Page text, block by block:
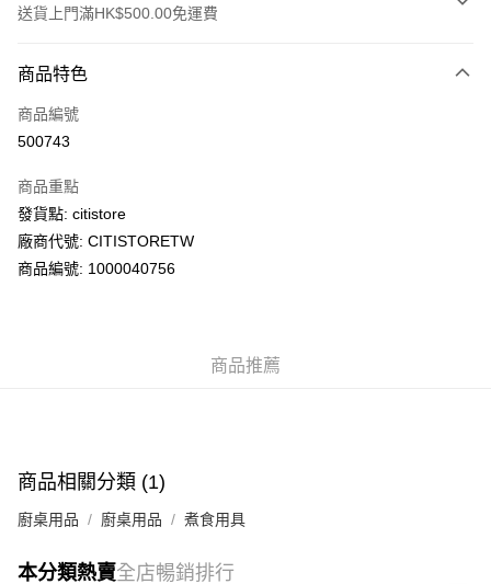
送貨上門滿HK$500.00免運費
信用卡
AlipayHK
WeChat Pay
送貨方式
每筆HK$50.00，滿HK$200.00或以上免運費
UNY 門市自取
商品特色
商品編號
500743
商品重點
發貨點: citistore
廠商代號: CITISTORETW
商品編號: 1000040756
商品推薦
商品相關分類 (1)
廚桌用品 廚桌用品 煮食用具
本分類熱賣全店暢銷排行